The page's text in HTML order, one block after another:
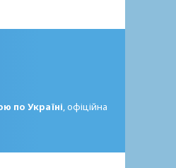
по Україні, офіційна